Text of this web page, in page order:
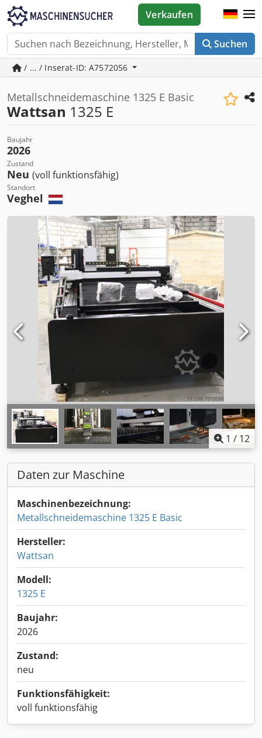
Suchen
Verkaufen
/ ... / Inserat-ID: A7572056
Metallschneidemaschine 1325 E Basic
Wattsan 1325 E
Baujahr
2026
Zustand
Neu (voll funktionsfähig)
Standort
Veghel
1 / 12
Daten zur Maschine
Maschinenbezeichnung:
Metallschneidemaschine 1325 E Basic
Hersteller:
Wattsan
Modell:
1325 E
Baujahr:
2026
Zustand:
neu
Funktionsfähigkeit:
voll funktionsfähig